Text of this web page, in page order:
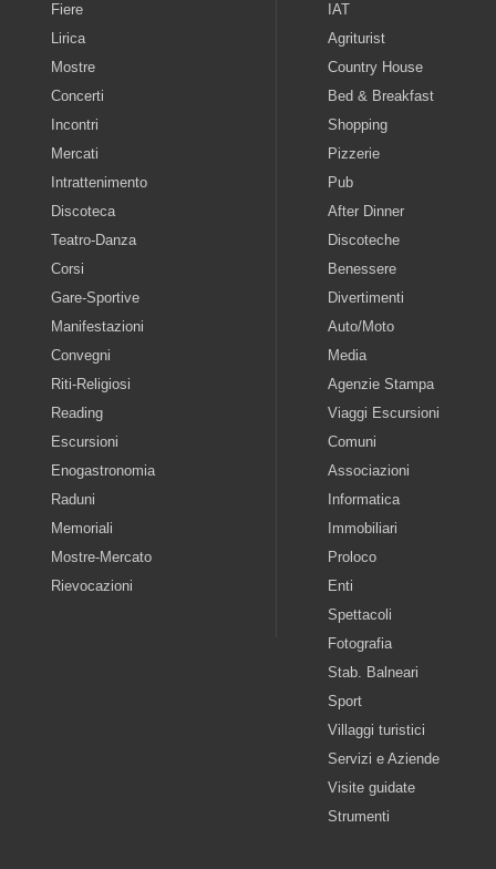
Fiere
Lirica
Mostre
Concerti
Incontri
Mercati
Intrattenimento
Discoteca
Teatro-Danza
Corsi
Gare-Sportive
Manifestazioni
Convegni
Riti-Religiosi
Reading
Escursioni
Enogastronomia
Raduni
Memoriali
Mostre-Mercato
Rievocazioni
IAT
Agriturist
Country House
Bed & Breakfast
Shopping
Pizzerie
Pub
After Dinner
Discoteche
Benessere
Divertimenti
Auto/Moto
Media
Agenzie Stampa
Viaggi Escursioni
Comuni
Associazioni
Informatica
Immobiliari
Proloco
Enti
Spettacoli
Fotografia
Stab. Balneari
Sport
Villaggi turistici
Servizi e Aziende
Visite guidate
Strumenti